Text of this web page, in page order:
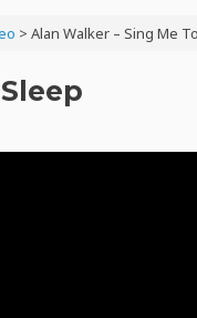
> Alan Walker – Sing Me